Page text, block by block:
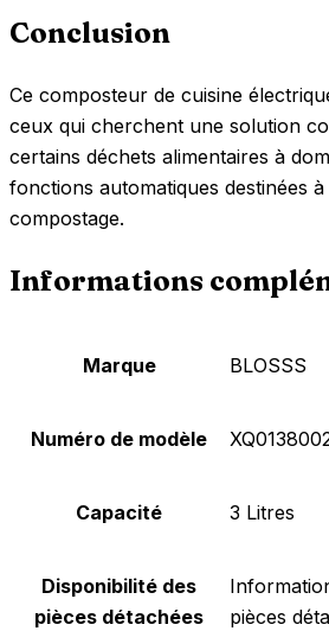
Conclusion
Ce composteur de cuisine
ceux qui cherchent une solution
certains déchets alimentaires à
fonctions automatiques destinées
compostage.
Informations
Marque ‎BLOSSS
Numéro de modèle
Capacité ‎3 Litres
Disponibilité des
pièces détachées
pièces